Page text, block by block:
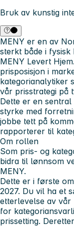
Bruk av kunstig
MENY er en av
sterkt både i
MENY Levert
prisposisjon i
kategorianalytiker
vår prisstrategi på
Dette er en
styrke med
jobbe tett på
rapporterer til
Om rollen
Som pris- og
bidra til lønnsom
MENY.
Dette er i første
2027. Du vil ha et
etterlevelse av vår
for
prissetting.